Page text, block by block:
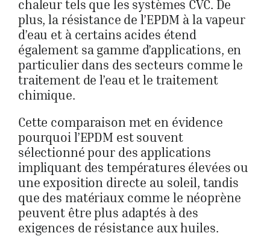
chaleur tels que les systèmes CVC. De
plus, la résistance de l’EPDM à la vapeur
d’eau et à certains acides étend
également sa gamme d’applications, en
particulier dans des secteurs comme le
traitement de l’eau et le traitement
chimique.
Cette comparaison met en évidence
pourquoi l’EPDM est souvent
sélectionné pour des applications
impliquant des températures élevées ou
une exposition directe au soleil, tandis
que des matériaux comme le néoprène
peuvent être plus adaptés à des
exigences de résistance aux huiles.